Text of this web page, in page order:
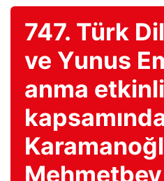
747. Türk
ve Yunus
anma
Mehmetbey